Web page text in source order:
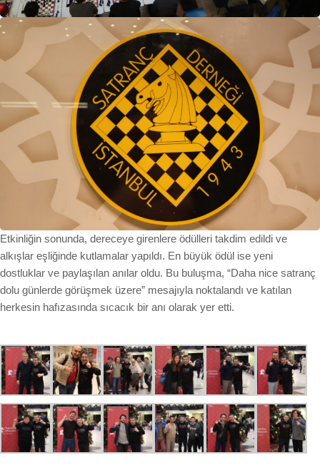
Etkinliğin sonunda, dereceye girenlere ödülleri takdim edildi ve
alkışlar eşliğinde kutlamalar yapıldı. En büyük ödül ise yeni
dostluklar ve paylaşılan anılar oldu. Bu buluşma, “Daha nice satranç
dolu günlerde görüşmek üzere” mesajıyla noktalandı ve katılan
herkesin hafızasında sıcacık bir anı olarak yer etti.